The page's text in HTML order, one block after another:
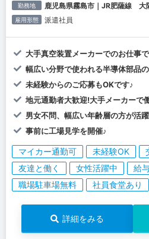
勤務地 鹿児島県霧島市｜JR肥薩線 大
雇用形態 派遣社員
大手真空装置メーカーでのお仕事
幅広い分野で使われる半導体部品
未経験からのご応募もOKです♪
地元通勤者大歓迎!大手メーカーで
男女不問、幅広い年齢層の方が活
事前に工場見学を開催♪
マイカー通勤可 未経験OK
友達と働く
女性活躍中
給
職場駐車場無料
社員食堂あり
詳細をみる